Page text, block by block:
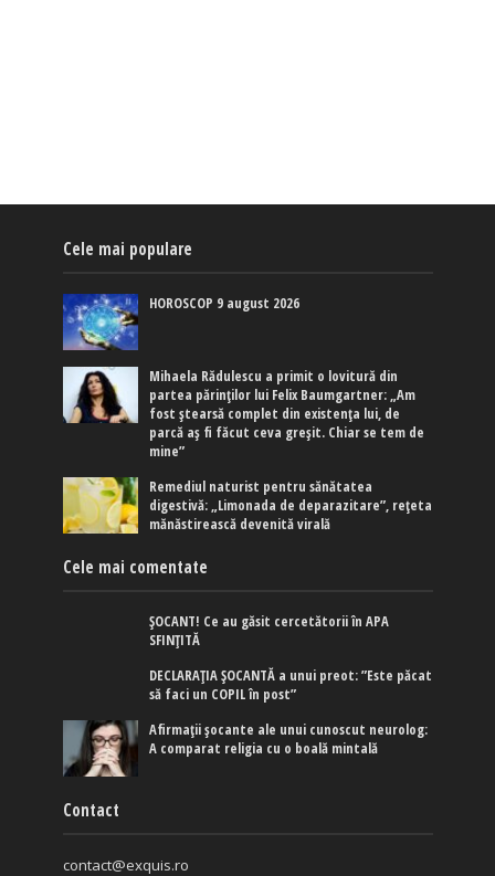
Cele mai populare
HOROSCOP 9 august 2026
Mihaela Rădulescu a primit o lovitură din
partea părinților lui Felix Baumgartner: „Am
fost ștearsă complet din existența lui, de
parcă aș fi făcut ceva greșit. Chiar se tem de
mine”
Remediul naturist pentru sănătatea
digestivă: „Limonada de deparazitare”, rețeta
mănăstirească devenită virală
Cele mai comentate
ȘOCANT! Ce au găsit cercetătorii în APA
SFINȚITĂ
DECLARAȚIA ȘOCANTĂ a unui preot: ”Este păcat
să faci un COPIL în post”
Afirmaţii şocante ale unui cunoscut neurolog:
A comparat religia cu o boală mintală
Contact
contact@exquis.ro